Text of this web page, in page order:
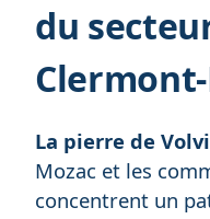
du
La pierre de
Mozac et les
concentrent un